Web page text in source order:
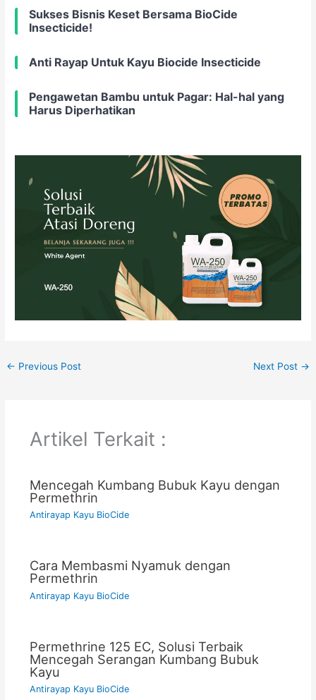
Sukses Bisnis Keset Bersama BioCide
Insecticide!
Anti Rayap Untuk Kayu Biocide Insecticide
Pengawetan Bambu untuk Pagar: Hal-hal yang
Harus Diperhatikan
← Previous Post Next Post →
Artikel Terkait :
Mencegah Kumbang Bubuk Kayu dengan
Permethrin
Antirayap Kayu BioCide
Cara Membasmi Nyamuk dengan
Permethrin
Antirayap Kayu BioCide
Permethrine 125 EC, Solusi Terbaik
Mencegah Serangan Kumbang Bubuk
Kayu
Antirayap Kayu BioCide